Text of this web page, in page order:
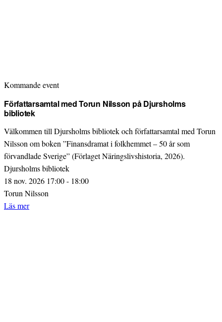
Kommande event
Författarsamtal med Torun Nilsson på Djursholms
bibliotek
Välkommen till Djursholms bibliotek och författarsamtal med Torun
Nilsson om boken ”Finansdramat i folkhemmet – 50 år som
förvandlade Sverige” (Förlaget Näringslivshistoria, 2026).
Djursholms bibliotek
18 nov. 2026 17:00 - 18:00
Torun Nilsson
Läs mer